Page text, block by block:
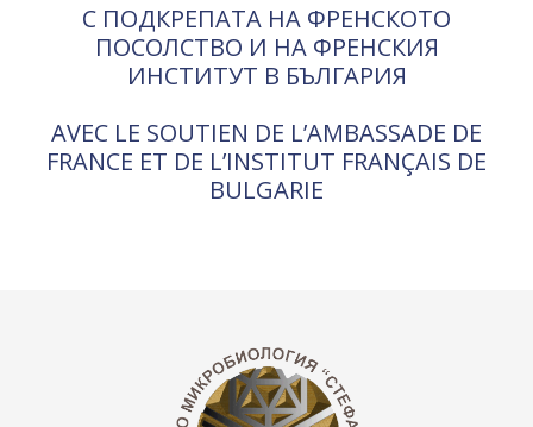
С ПОДКРЕПАТА НА ФРЕНСКОТО
ПОСОЛСТВО И НА ФРЕНСКИЯ
ИНСТИТУТ В БЪЛГАРИЯ
AVEC LE SOUTIEN DE L’AMBASSADE DE
FRANCE ET DE L’INSTITUT FRANÇAIS DE
BULGARIE